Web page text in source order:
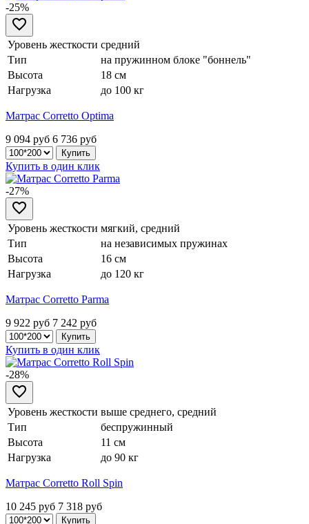
-25%
Уровень жесткости средний
Тип
на пружинном блоке "боннель"
Высота
18 см
Нагрузка
до 100 кг
Матрас Corretto Optima
9 094 руб 6 736 руб
Купить в один клик
-27%
Уровень жесткости мягкий, средний
Тип
на независимых пружинах
Высота
16 см
Нагрузка
до 120 кг
Матрас Corretto Parma
9 922 руб 7 242 руб
Купить в один клик
-28%
Уровень жесткости выше среднего, средний
Тип
беспружинный
Высота
11 см
Нагрузка
до 90 кг
Матрас Corretto Roll Spin
10 245 руб 7 318 руб